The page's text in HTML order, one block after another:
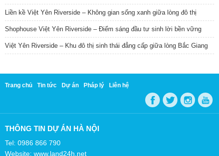
Liền kề Việt Yên Riverside – Không gian sống xanh giữa lòng đô thị
Shophouse Việt Yên Riverside – Điểm sáng đầu tư sinh lời bền vững
Việt Yên Riverside – Khu đô thị sinh thái đẳng cấp giữa lòng Bắc Giang
Trang chủ Tin tức Dự án Pháp lý Liên hệ
THÔNG TIN DỰ ÁN HÀ NỘI
Tel: 0986 866 790
Website: www.land24h.net